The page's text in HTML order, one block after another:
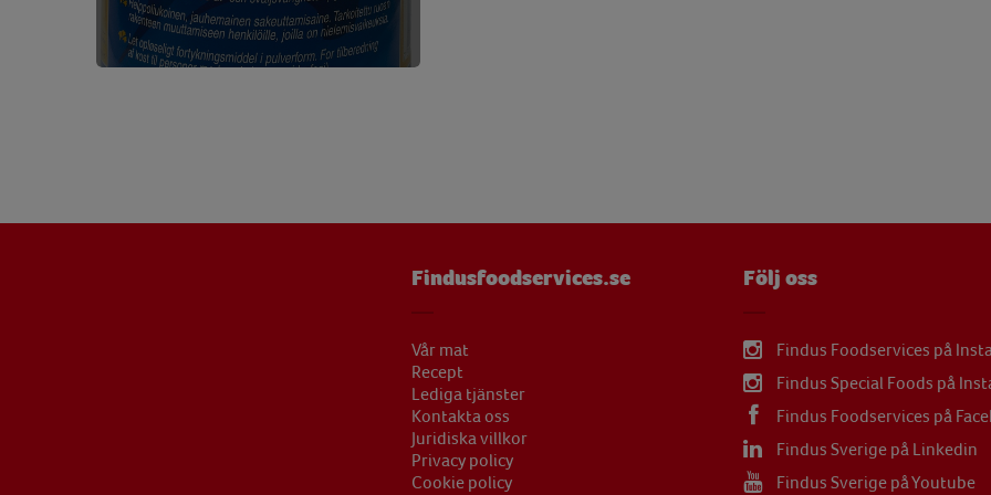
Vatten
Vitamin E
0,37 mg
Findusfoodservices.se
Vår mat
Recept
Lediga tjänster
Kontakta oss
Juridiska villkor
Privacy policy
Cookie policy
Följ oss
Findus Foodservices på
Findus Special Foods på
Findus Foodservices på
Findus Sverige på Linkedin
Findus Sverige på Youtube